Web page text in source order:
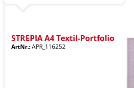
STREPIA A4 Textil-Portfolio
ArtNr.:APR_116252